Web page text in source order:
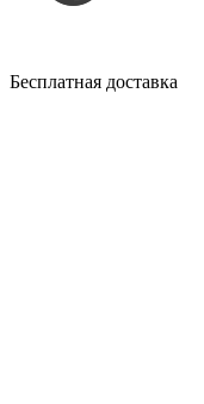
Бесплатная доставка